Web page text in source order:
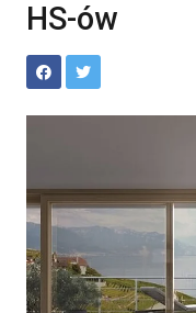
HS-ów